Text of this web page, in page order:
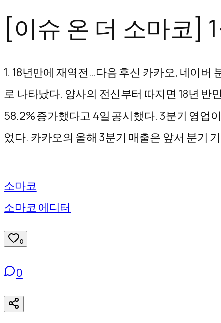
로
바[이슈 온 더 소마코]
1. 18년만에 재역전…다음 후신 카카오, 네이
로 나타났다. 양사의 전신부터 따지면 18년
58.2% 증가했다고 4일 공시했다. 3분기 영업
었다. 카카오의 올해 3분기 매출은 앞서 분기
소마코
소마코 에디터
0
0